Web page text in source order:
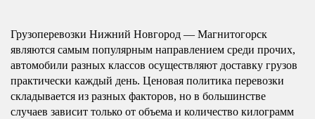
Грузоперевозки Нижний Новгород — Магнитогорск
являются самым популярным направлением среди прочих,
автомобили разных классов осуществляют доставку грузов
практически каждый день. Ценовая политика перевозки
складывается из разных факторов, но в большинстве
случаев зависит только от объема и количество килограмм